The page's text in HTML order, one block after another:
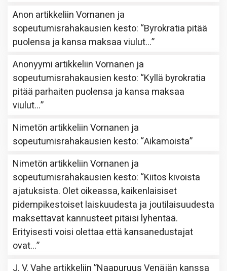
Anon artikkeliinVornanen ja
sopeutumisrahakausien kesto: “Byrokratia pitää
puolensa ja kansa maksaa viulut…”
Anonyymi artikkeliinVornanen ja
sopeutumisrahakausien kesto: “Kyllä byrokratia
pitää parhaiten puolensa ja kansa maksaa
viulut…”
Nimetön artikkeliinVornanen ja
sopeutumisrahakausien kesto: “Aikamoista”
Nimetön artikkeliinVornanen ja
sopeutumisrahakausien kesto: “Kiitos kivoista
ajatuksista. Olet oikeassa, kaikenlaisiset
pidempikestoiset laiskuudesta ja joutilaisuudesta
maksettavat kannusteet pitäisi lyhentää.
Erityisesti voisi olettaa että kansanedustajat
ovat…”
J. V. Vahe artikkeliin”Naapuruus Venäjän kanssa